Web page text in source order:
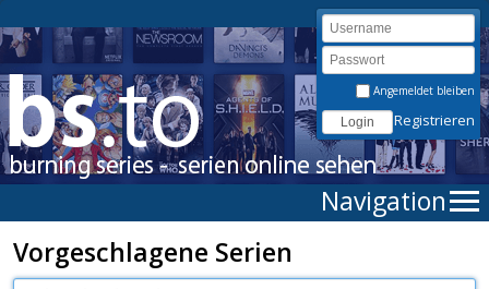
Angemeldet bleiben
Registrieren
Navigation
Vorgeschlagene Serien